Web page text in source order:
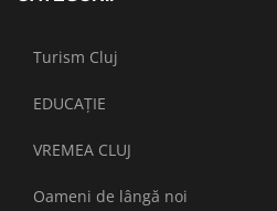
Turism Cluj
EDUCAȚIE
VREMEA CLUJ
Oameni de lângă noi